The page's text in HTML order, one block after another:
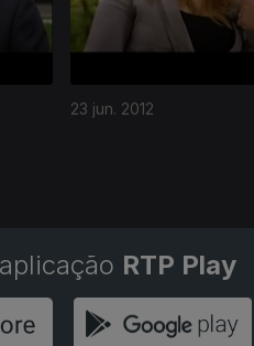
23 jun. 2012
RTP Play